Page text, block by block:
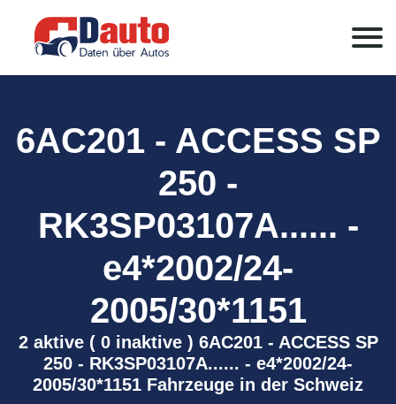
6AC201 - ACCESS SP
250 -
RK3SP03107A...... -
e4*2002/24-
2005/30*1151
2 aktive ( 0 inaktive ) 6AC201 - ACCESS SP
250 - RK3SP03107A...... - e4*2002/24-
2005/30*1151 Fahrzeuge in der Schweiz